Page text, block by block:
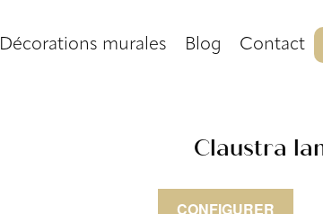
Décorations murales Blog Contact
Claustra
CONFIGURER